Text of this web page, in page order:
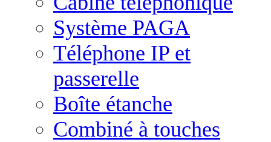
Système PAGA
Téléphone IP et
passerelle
Boîte étanche
Combiné à touches